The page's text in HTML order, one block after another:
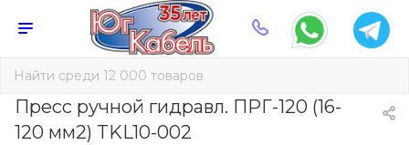
Пресс ручной гидравл. ПРГ-120 (16-
120 мм2) TKL10-002